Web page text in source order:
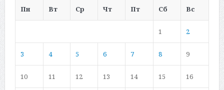
Пн
Вт Ср Чт Пт Сб Вс
1 2
3 4 5 6 7 8 9
10 11 12 13 14 15 16